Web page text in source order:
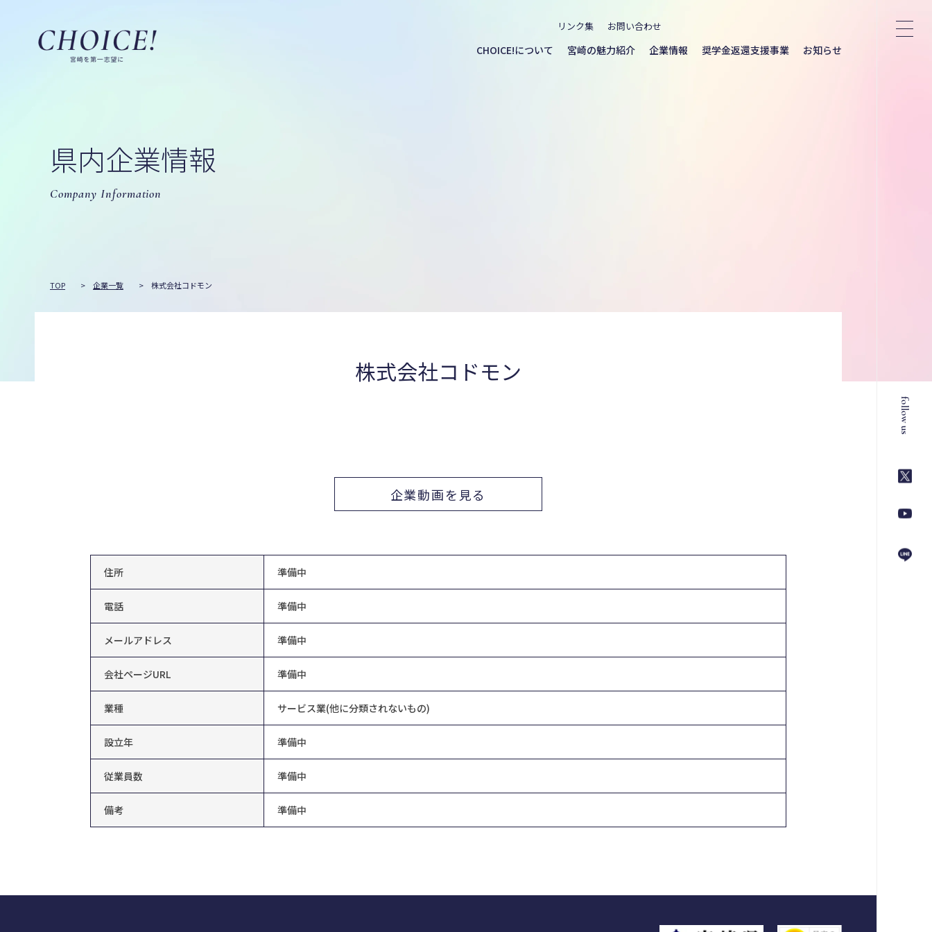
リンク集 お問い合わせ
CHOICE!について 宮崎の魅力紹介 企業情報 奨学金返還支援事業 お知らせ
県内企業情報
Company Information
TOP > 企業一覧 > 株式会社コドモン
株式会社コドモン
企業動画を見る
住所 準備中
電話 準備中
メールアドレス 準備中
会社ページURL 準備中
業種 サービス業(他に分類されないもの)
設立年 準備中
従業員数 準備中
備考 準備中
follow us